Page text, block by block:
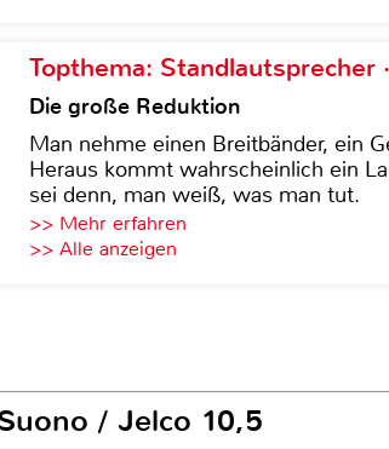
Topthema: Standlautsprecher
Die große Reduktion
Man nehme einen Breitbänder, ein
Heraus kommt wahrscheinlich ein
sei denn, man weiß, was man tut.
>> Mehr erfahren
>> Alle anzeigen
/ Jelco 10,5